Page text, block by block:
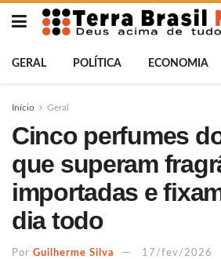
GERAL POLÍTICA ECONOMIA
Início Geral
Cinco perfumes
que superam
importadas e
dia todo
Por Guilherme Silva 17/fev/2026